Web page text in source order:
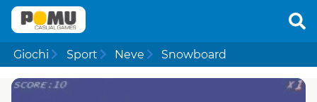
Giochi Sport Neve Snowboard